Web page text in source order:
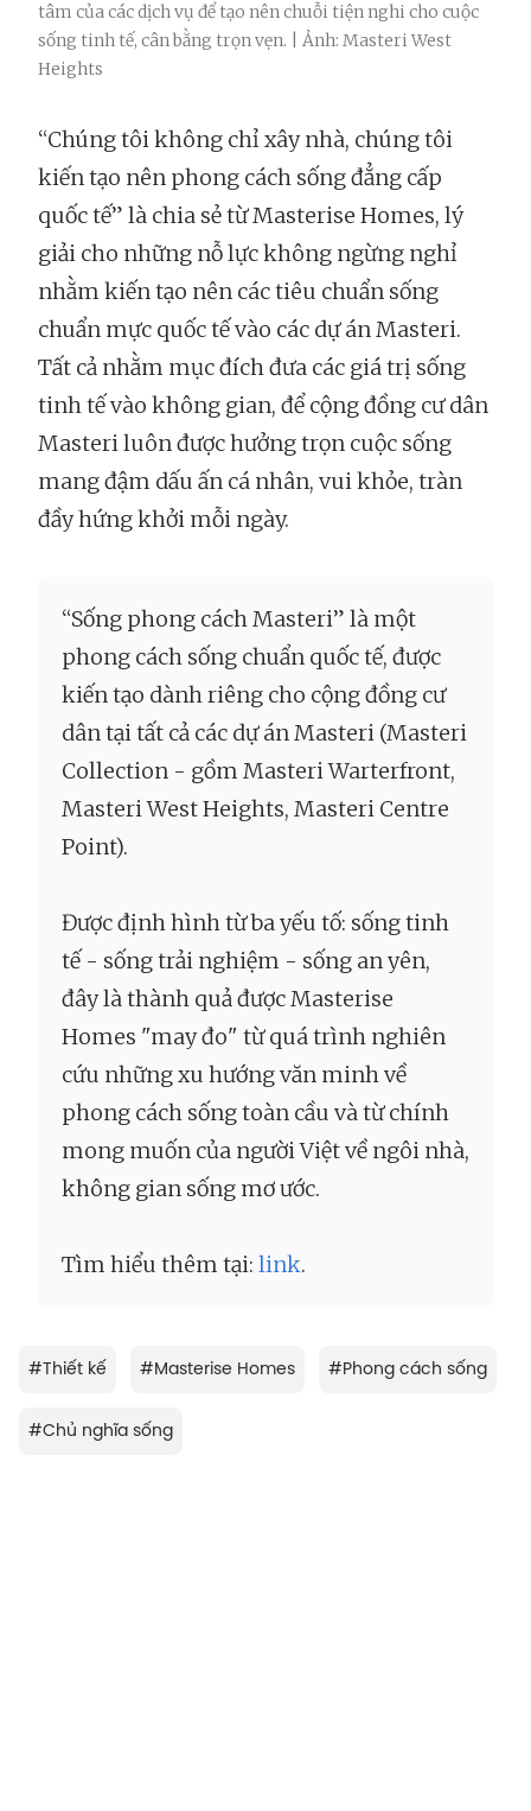
tâm của các dịch vụ để tạo nên chuỗi tiện nghi cho cuộc
sống tinh tế, cân bằng trọn vẹn. | Ảnh: Masteri West
Heights
“Chúng tôi không chỉ xây nhà, chúng tôi
kiến tạo nên phong cách sống đẳng cấp
quốc tế” là chia sẻ từ Masterise Homes, lý
giải cho những nỗ lực không ngừng nghỉ
nhằm kiến tạo nên các tiêu chuẩn sống
chuẩn mực quốc tế vào các dự án Masteri.
Tất cả nhằm mục đích đưa các giá trị sống
tinh tế vào không gian, để cộng đồng cư dân
Masteri luôn được hưởng trọn cuộc sống
mang đậm dấu ấn cá nhân, vui khỏe, tràn
đầy hứng khởi mỗi ngày.
“Sống phong cách Masteri” là một
phong cách sống chuẩn quốc tế, được
kiến tạo dành riêng cho cộng đồng cư
dân tại tất cả các dự án Masteri (Masteri
Collection - gồm Masteri Warterfront,
Masteri West Heights, Masteri Centre
Point).
Được định hình từ ba yếu tố: sống tinh
tế - sống trải nghiệm - sống an yên,
đây là thành quả được Masterise
Homes "may đo" từ quá trình nghiên
cứu những xu hướng văn minh về
phong cách sống toàn cầu và từ chính
mong muốn của người Việt về ngôi nhà,
không gian sống mơ ước.
Tìm hiểu thêm tại: link.
#Thiết kế #Masterise Homes #Phong cách sống
#Chủ nghĩa sống